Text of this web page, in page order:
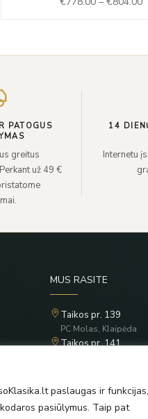
paslaugas ir funkcijas,
pasiūlymus. Taip pat
PATOGUS
greitus
už 49 €
14
Internetu
MUS RASITE
Taikos pr. 139
PC Molas, Klaipėda
Taikos pr. 141
PC Banginis, Klaipėda